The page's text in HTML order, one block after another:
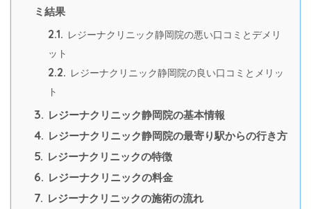
ミ結果
2.1. レジーナクリニック静岡院の悪い口コミとデメリ
ット
2.2. レジーナクリニック静岡院の良い口コミとメリッ
ト
3. レジーナクリニック静岡院の基本情報
4. レジーナクリニック静岡院の最寄り駅からの行き方
5. レジーナクリニックの特徴
6. レジーナクリニックの料金
7. レジーナクリニックの施術の流れ